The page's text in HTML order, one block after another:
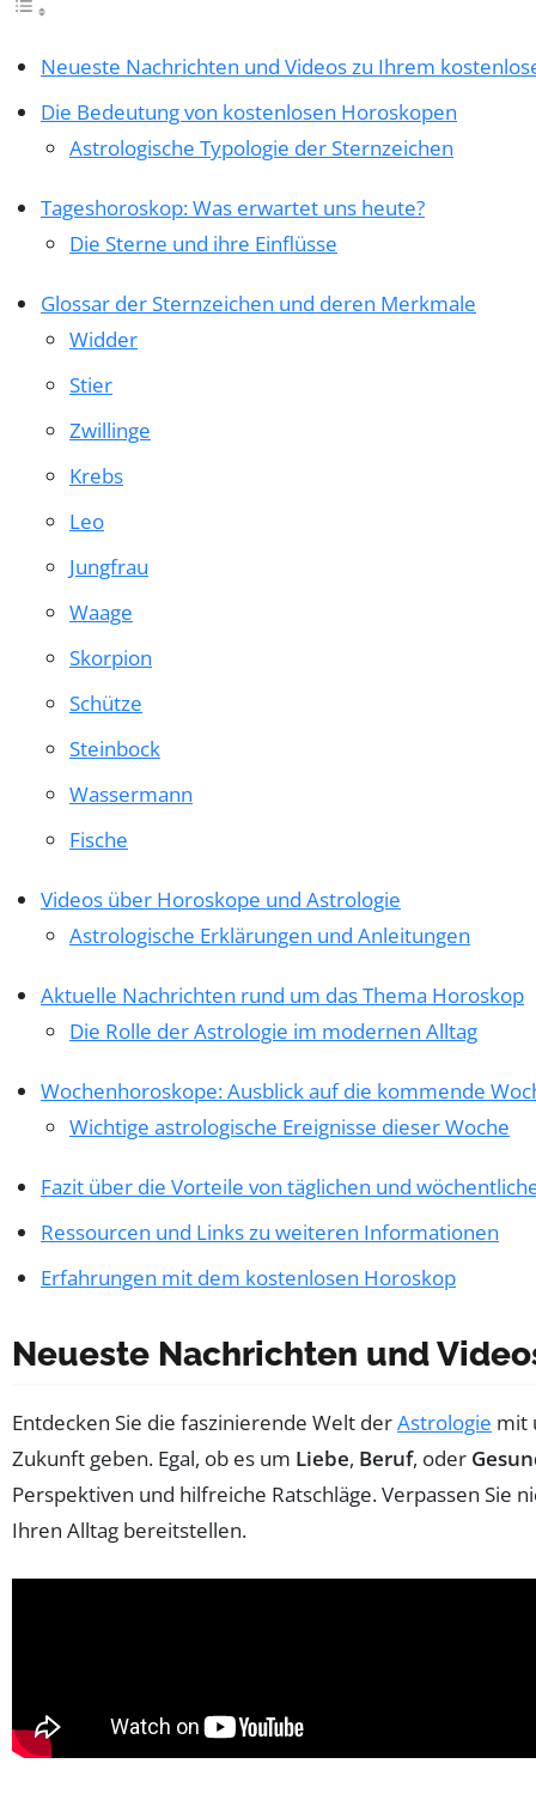
Neueste Nachrichten und Videos zu Ihrem
Die Bedeutung von kostenlosen Horoskopen
Astrologische Typologie der Sternzeichen
Tageshoroskop: Was erwartet uns heute?
Die Sterne und ihre Einflüsse
Glossar der Sternzeichen und deren Merkmale
Widder
Stier
Zwillinge
Krebs
Leo
Jungfrau
Waage
Skorpion
Schütze
Steinbock
Wassermann
Fische
Videos über Horoskope und Astrologie
Astrologische Erklärungen und Anleitungen
Aktuelle Nachrichten rund um das Thema Horoskop
Die Rolle der Astrologie im modernen Alltag
Wochenhoroskope: Ausblick auf die kommende
Wichtige astrologische Ereignisse dieser Woche
Fazit über die Vorteile von täglichen und
Ressourcen und Links zu weiteren Informationen
Erfahrungen mit dem kostenlosen Horoskop
Neueste Nachrichten und
Entdecken Sie die faszinierende Welt derAstrologie mit
Zukunft geben. Egal, ob es um Liebe, Beruf, oder
Perspektiven und hilfreiche Ratschläge. Verpassen Sie
Ihren Alltag bereitstellen.